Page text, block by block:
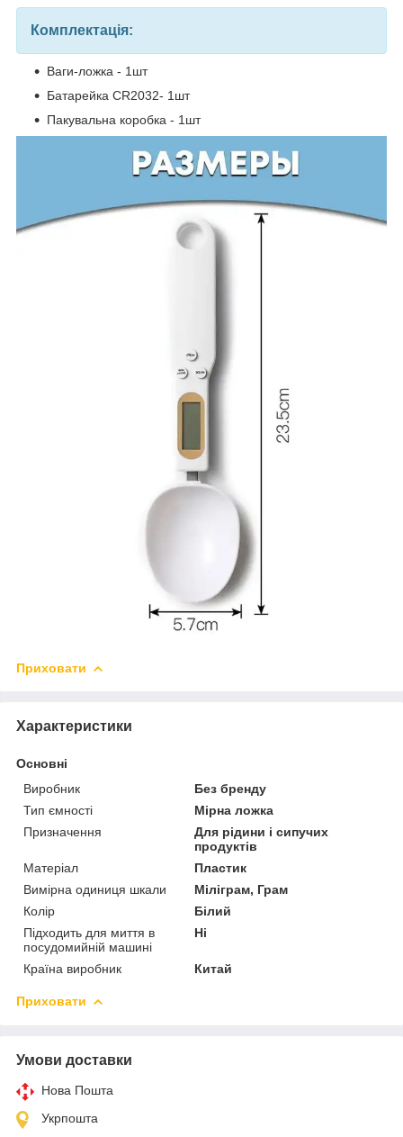
Комплектація:
Ваги-ложка - 1шт
Батарейка CR2032- 1шт
Пакувальна коробка - 1шт
Приховати
Характеристики
Основні
Виробник
Без бренду
Тип ємності
Мірна ложка
Призначення
Для рідини і сипучих
продуктів
Матеріал
Пластик
Вимірна одиниця шкали
Міліграм, Грам
Колір
Білий
Підходить для миття в
посудомийній машині
Ні
Країна виробник Китай
Приховати
Умови доставки
Нова Пошта
Укрпошта